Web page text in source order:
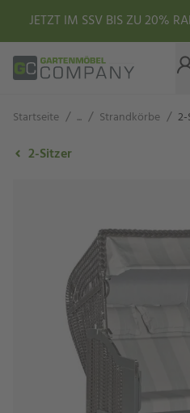
JETZT IM SSV BIS ZU 20%
Startseite / ... / Strandkörbe /
2-Sitzer